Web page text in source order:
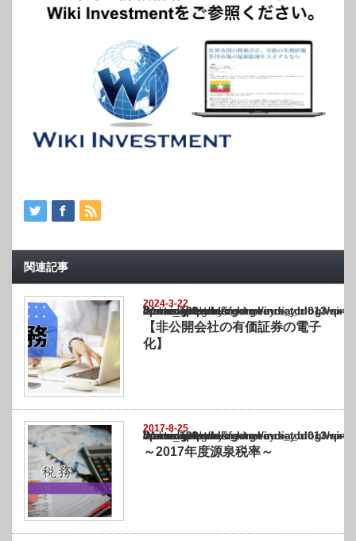
関連記事
2024-3-22
Warning
: Undefined array key "show_category" in
/home/netst/kuno-cpa.co.jp/public_html/india_blog/wp-content/themes/
on line183
【非公開会社の有価証券の電子
化】
2017-8-25
Warning
: Undefined array key "show_category" in
/home/netst/kuno-cpa.co.jp/public_html/india_blog/wp-content/themes/
on line183
～2017年度源泉税率～